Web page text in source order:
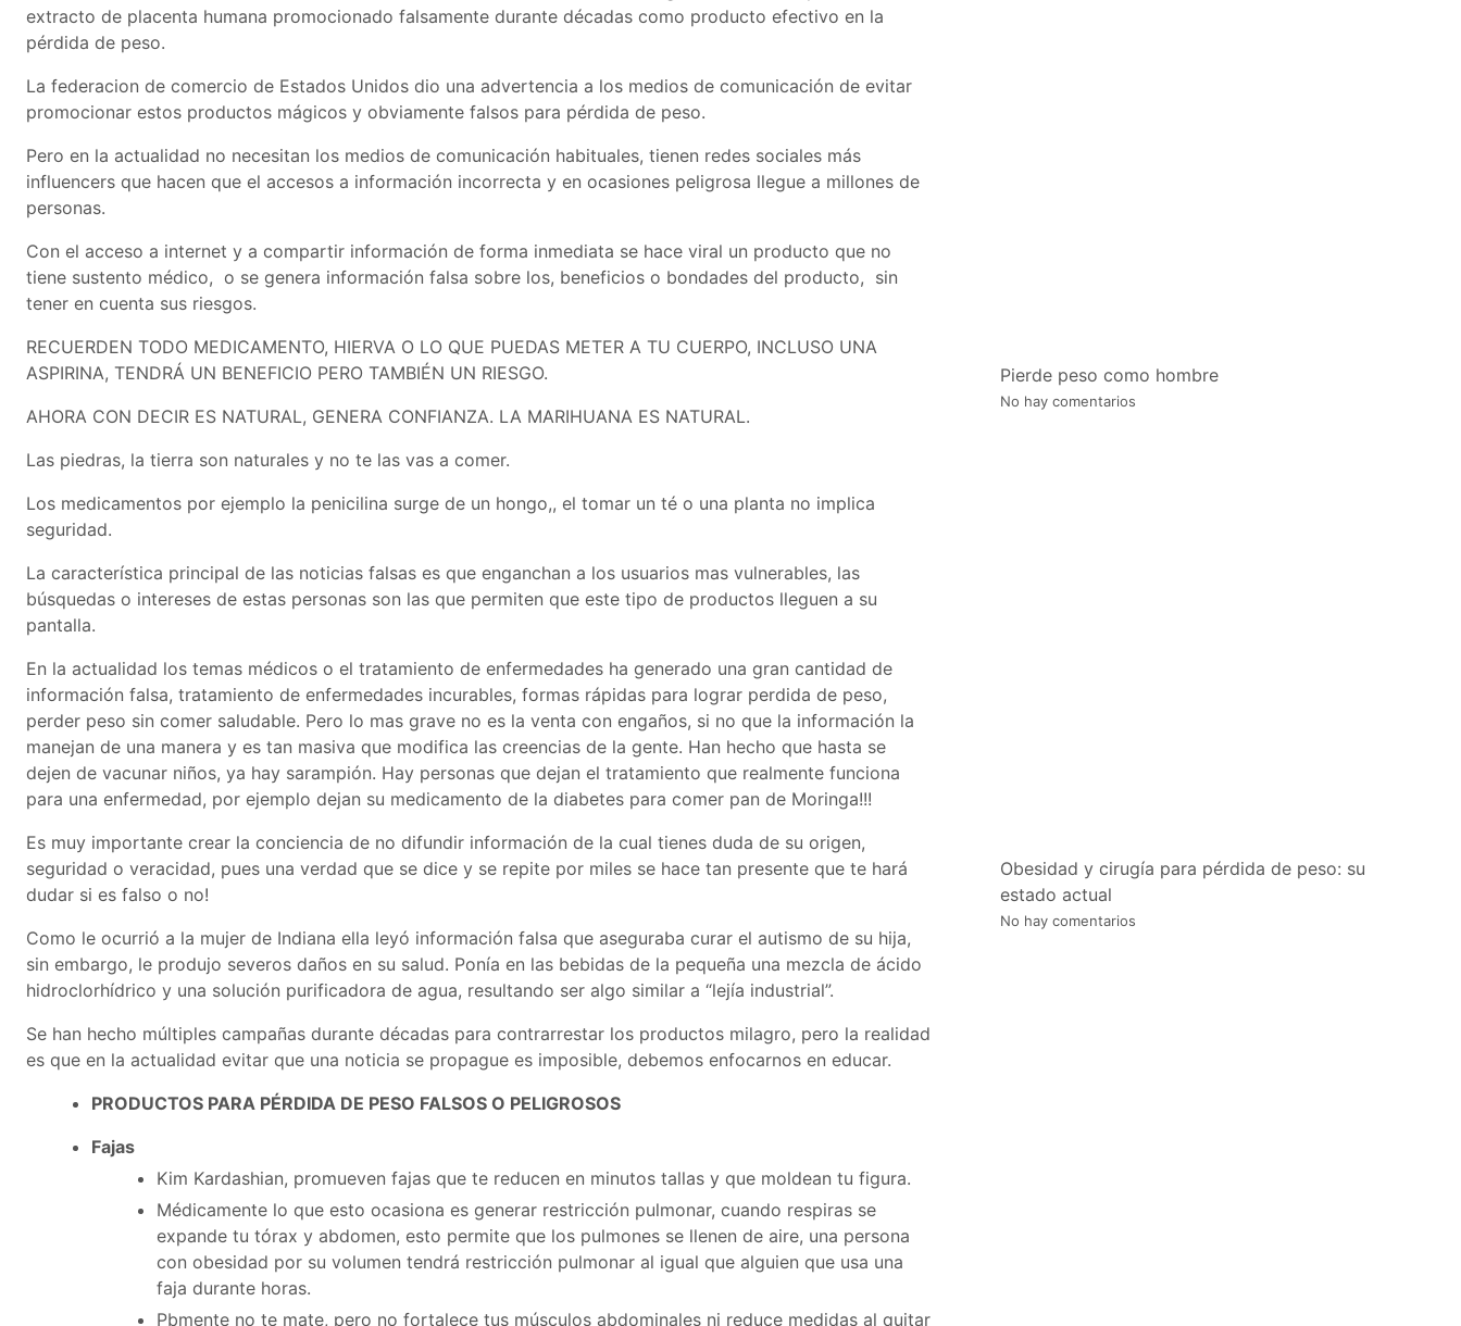
extracto de placenta humana promocionado falsamente durante décadas como producto efectivo en la
pérdida de peso.
La federacion de comercio de Estados Unidos dio una advertencia a los medios de comunicación de evitar
promocionar estos productos mágicos y obviamente falsos para pérdida de peso.
Pero en la actualidad no necesitan los medios de comunicación habituales, tienen redes sociales más
influencers que hacen que el accesos a información incorrecta y en ocasiones peligrosa llegue a millones de
personas.
Con el acceso a internet y a compartir información de forma inmediata se hace viral un producto que no
tiene sustento médico, o se genera información falsa sobre los, beneficios o bondades del producto, sin
tener en cuenta sus riesgos.
RECUERDEN TODO MEDICAMENTO, HIERVA O LO QUE PUEDAS METER A TU CUERPO, INCLUSO UNA
ASPIRINA, TENDRÁ UN BENEFICIO PERO TAMBIÉN UN RIESGO.
AHORA CON DECIR ES NATURAL, GENERA CONFIANZA. LA MARIHUANA ES NATURAL.
Las piedras, la tierra son naturales y no te las vas a comer.
Los medicamentos por ejemplo la penicilina surge de un hongo,, el tomar un té o una planta no implica
seguridad.
La característica principal de las noticias falsas es que enganchan a los usuarios mas vulnerables, las
búsquedas o intereses de estas personas son las que permiten que este tipo de productos lleguen a su
pantalla.
En la actualidad los temas médicos o el tratamiento de enfermedades ha generado una gran cantidad de
información falsa, tratamiento de enfermedades incurables, formas rápidas para lograr perdida de peso,
perder peso sin comer saludable. Pero lo mas grave no es la venta con engaños, si no que la información la
manejan de una manera y es tan masiva que modifica las creencias de la gente. Han hecho que hasta se
dejen de vacunar niños, ya hay sarampión. Hay personas que dejan el tratamiento que realmente funciona
para una enfermedad, por ejemplo dejan su medicamento de la diabetes para comer pan de Moringa!!!
Es muy importante crear la conciencia de no difundir información de la cual tienes duda de su origen,
seguridad o veracidad, pues una verdad que se dice y se repite por miles se hace tan presente que te hará
dudar si es falso o no!
Como le ocurrió a la mujer de Indiana ella leyó información falsa que aseguraba curar el autismo de su hija,
sin embargo, le produjo severos daños en su salud. Ponía en las bebidas de la pequeña una mezcla de ácido
hidroclorhídrico y una solución purificadora de agua, resultando ser algo similar a “lejía industrial”.
Se han hecho múltiples campañas durante décadas para contrarrestar los productos milagro, pero la realidad
es que en la actualidad evitar que una noticia se propague es imposible, debemos enfocarnos en educar.
PRODUCTOS PARA PÉRDIDA DE PESO FALSOS O PELIGROSOS
Fajas
Kim Kardashian, promueven fajas que te reducen en minutos tallas y que moldean tu figura.
Médicamente lo que esto ocasiona es generar restricción pulmonar, cuando respiras se
expande tu tórax y abdomen, esto permite que los pulmones se llenen de aire, una persona
con obesidad por su volumen tendrá restricción pulmonar al igual que alguien que usa una
faja durante horas.
Pbmente no te mate, pero no fortalece tus músculos abdominales ni reduce medidas al quitar
Pierde peso como hombre
No hay comentarios
Obesidad y cirugía para pérdida de peso: su
estado actual
No hay comentarios